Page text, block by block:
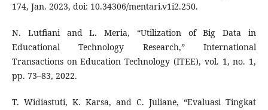
174, Jan. 2023, doi: 10.34306/mentari.v1i2.250.
N. Lutfiani and L. Meria, “Utilization of Big Data in
Educational Technology Research,” International
Transactions on Education Technology (ITEE), vol. 1, no. 1,
pp. 73–83, 2022.
T. Widiastuti, K. Karsa, and C. Juliane, “Evaluasi Tingkat